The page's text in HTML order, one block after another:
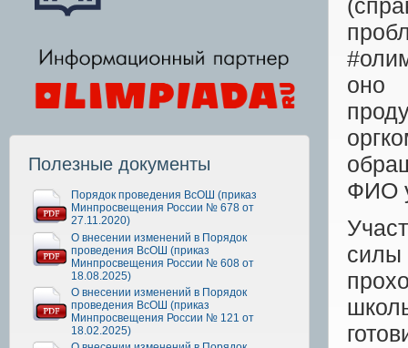
Полезные документы
Порядок проведения ВсОШ (приказ
Минпросвещения России № 678 от
27.11.2020)
О внесении изменений в Порядок
проведения ВсОШ (приказ
Минпросвещения России № 608 от
18.08.2025)
О внесении изменений в Порядок
проведения ВсОШ (приказ
Минпросвещения России № 121 от
18.02.2025)
оно
ФИО
силы